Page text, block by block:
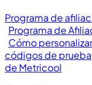
Programa de
Programa de
Cómo
códigos de prueba
de Metricool